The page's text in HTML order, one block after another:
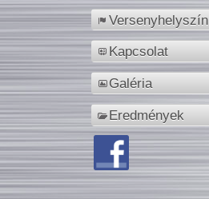
Versenyhelyszín
Kapcsolat
Galéria
Eredmények